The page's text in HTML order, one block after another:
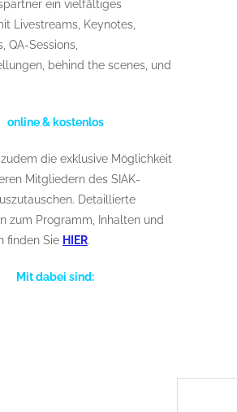
ein vielfältiges
Livestreams, Keynotes,
QA-Sessions,
behind the scenes, und
online & kostenlos
die exklusive Möglichkeit
Mitgliedern des SIAK-
Detaillierte
zum Programm, Inhalten und
finden Sie HIER.
Mit dabei sind: